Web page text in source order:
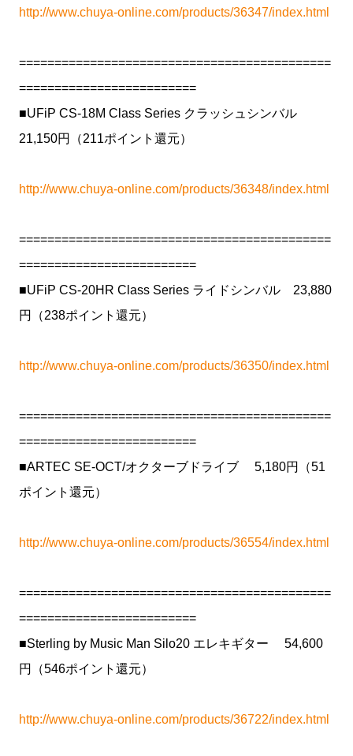
http://www.chuya-online.com/products/36347/index.html
============================================
=========================
■UFiP CS-18M Class Series クラッシュシンバル
21,150円（211ポイント還元）
http://www.chuya-online.com/products/36348/index.html
============================================
=========================
■UFiP CS-20HR Class Series ライドシンバル 23,880
円（238ポイント還元）
http://www.chuya-online.com/products/36350/index.html
============================================
=========================
■ARTEC SE-OCT/オクターブドライブ 5,180円（51
ポイント還元）
http://www.chuya-online.com/products/36554/index.html
============================================
=========================
■Sterling by Music Man Silo20 エレキギター 54,600
円（546ポイント還元）
http://www.chuya-online.com/products/36722/index.html